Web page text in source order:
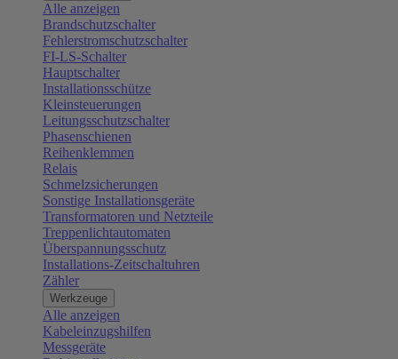
Alle anzeigen
Brandschutzschalter
Fehlerstromschutzschalter
FI-LS-Schalter
Hauptschalter
Installationsschütze
Kleinsteuerungen
Leitungsschutzschalter
Phasenschienen
Reihenklemmen
Relais
Schmelzsicherungen
Sonstige Installationsgeräte
Transformatoren und Netzteile
Treppenlichtautomaten
Überspannungsschutz
Installations-Zeitschaltuhren
Zähler
Werkzeuge
Alle anzeigen
Kabeleinzugshilfen
Messgeräte